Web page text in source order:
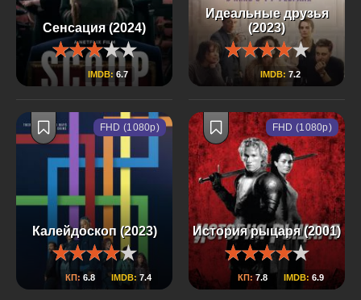
Сенсация (2024)
IMDB: 6.7
Идеальные друзья
(2023)
IMDB: 7.2
Калейдоскоп (2023)
КП: 6.8 IMDB: 7.4
FHD (1080p)
История рыцаря (2001)
КП:7.8 IMDB: 6.9
FHD (1080p)